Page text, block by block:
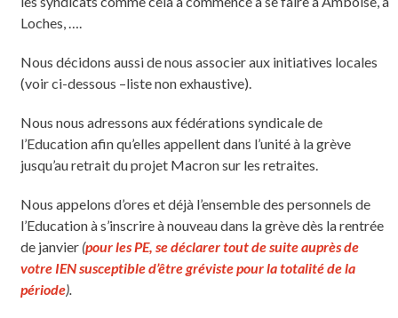
Loches, ….
Nous décidons aussi de nous associer aux initiatives locales
(voir ci-dessous –liste non exhaustive).
Nous nous adressons aux fédérations syndicale de
l’Education afin qu’elles appellent dans l’unité à la grève
jusqu’au retrait du projet Macron sur les retraites.
Nous appelons d’ores et déjà l’ensemble des personnels de
l’Education à s’inscrire à nouveau dans la grève dès la rentrée
de janvier (pour les PE, se déclarer tout de suite auprès de
votre IEN susceptible d’être gréviste pour la totalité de la
période).